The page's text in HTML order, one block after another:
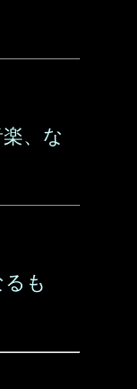
、な
も